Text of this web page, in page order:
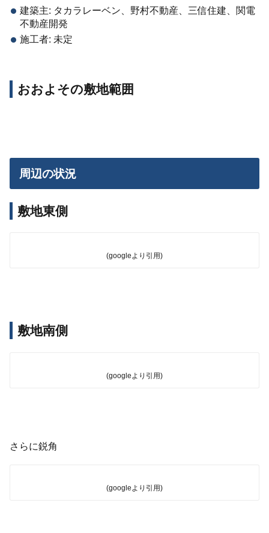
建築主: タカラレーベン、野村不動産、三信住建、関電
不動産開発
施工者: 未定
おおよその敷地範囲
周辺の状況
敷地東側
(googleより引用)
敷地南側
(googleより引用)
さらに鋭角
(googleより引用)